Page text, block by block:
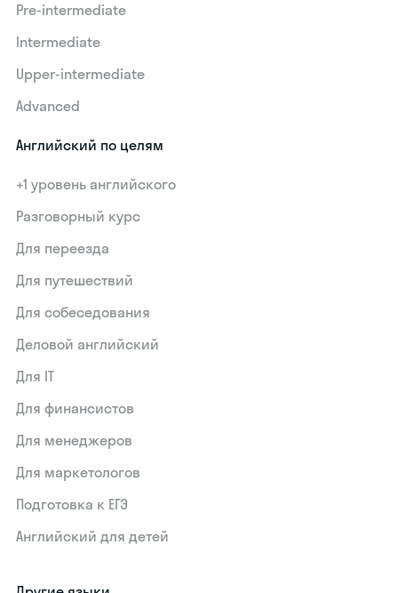
Pre-intermediate
Intermediate
Upper-intermediate
Advanced
Английский по целям
+1 уровень английского
Разговорный курс
Для переезда
Для путешествий
Для собеседования
Деловой английский
Для IT
Для финансистов
Для менеджеров
Для маркетологов
Подготовка к ЕГЭ
Английский для детей